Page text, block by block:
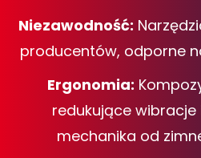
Niezawodność:
producentów, odporne
Ergonomia:
redukujące wibracje
mechanika od